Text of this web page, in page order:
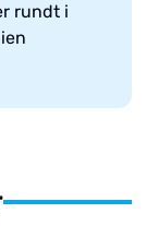
rundt i